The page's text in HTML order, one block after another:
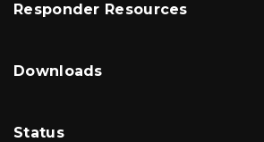
Responder Resources
Downloads
Status